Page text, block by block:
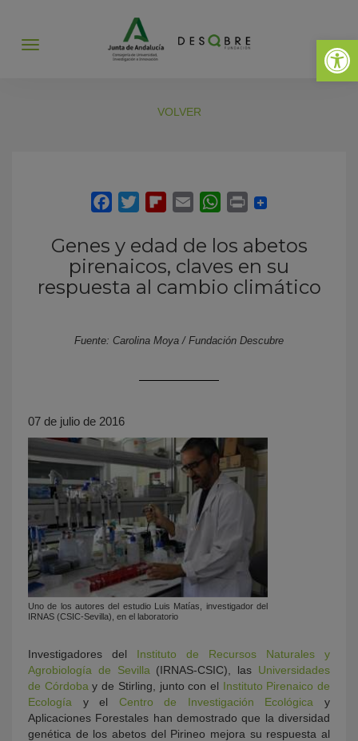
Abrir
Abrir
VOLVER
Genes y edad de los abetos
pirenaicos, claves en su
respuesta al cambio climático
Fuente: Carolina Moya / Fundación Descubre
07 de julio de 2016
Uno de los autores del estudio Luis Matías, investigador del
IRNAS (CSIC-Sevilla), en el laboratorio
Investigadores del Instituto de Recursos Naturales y
Agrobiología de Sevilla (IRNAS-CSIC), las Universidades
de Córdoba y de Stirling, junto con el Instituto Pirenaico de
Ecología y el Centro de Investigación Ecológica y
Aplicaciones Forestales han demostrado que la diversidad
genética de los abetos del Pirineo mejora su respuesta al